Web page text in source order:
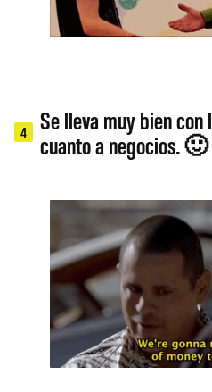
4
Se lleva muy bien con
cuanto a negocios. 🙂